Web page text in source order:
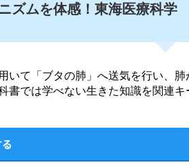
ズムを体感！東海医療科学
いて「ブタの肺」へ送気を行い、肺
書では学べない生きた知識を関連キ